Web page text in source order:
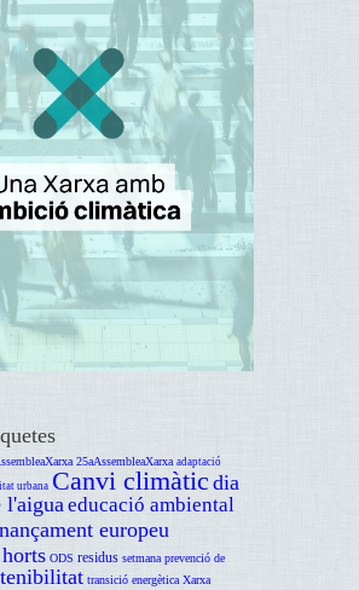
25aAssembleaXarxa adaptació
urbana Canvi climàtic dia
l'aigua educació ambiental
europeu
horts ODS residus setmana prevenció de
transició energètica Xarxa